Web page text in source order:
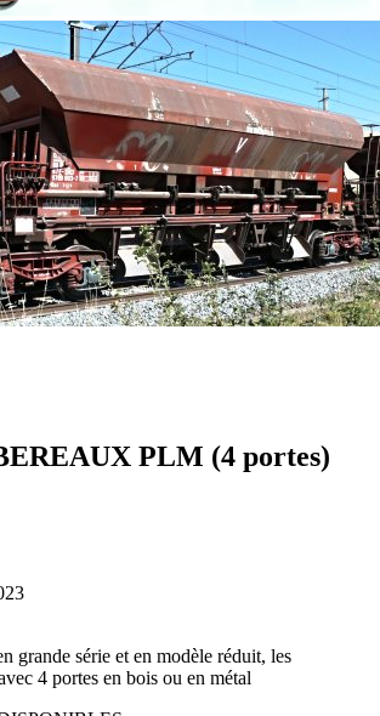
PLM (4 portes)
grande série et en modèle réduit, les
4 portes en bois ou en métal